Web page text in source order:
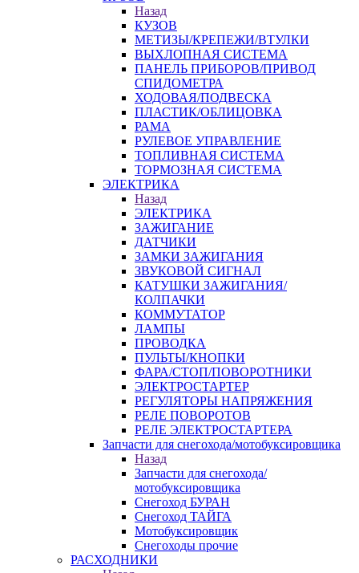
Назад
КУЗОВ
МЕТИЗЫ/КРЕПЕЖИ/ВТУЛКИ
ВЫХЛОПНАЯ СИСТЕМА
ПАНЕЛЬ ПРИБОРОВ/ПРИВОД
СПИДОМЕТРА
ХОДОВАЯ/ПОДВЕСКА
ПЛАСТИК/ОБЛИЦОВКА
РАМА
РУЛЕВОЕ УПРАВЛЕНИЕ
ТОПЛИВНАЯ СИСТЕМА
ТОРМОЗНАЯ СИСТЕМА
ЭЛЕКТРИКА
Назад
ЭЛЕКТРИКА
ЗАЖИГАНИЕ
ДАТЧИКИ
ЗАМКИ ЗАЖИГАНИЯ
ЗВУКОВОЙ СИГНАЛ
КАТУШКИ ЗАЖИГАНИЯ/
КОЛПАЧКИ
КОММУТАТОР
ЛАМПЫ
ПРОВОДКА
ПУЛЬТЫ/КНОПКИ
ФАРА/СТОП/ПОВОРОТНИКИ
ЭЛЕКТРОСТАРТЕР
РЕГУЛЯТОРЫ НАПРЯЖЕНИЯ
РЕЛЕ ПОВОРОТОВ
РЕЛЕ ЭЛЕКТРОСТАРТЕРА
Запчасти для снегохода/мотобуксировщика
Назад
Запчасти для снегохода/
мотобуксировщика
Снегоход БУРАН
Снегоход ТАЙГА
Мотобуксировщик
Снегоходы прочие
РАСХОДНИКИ